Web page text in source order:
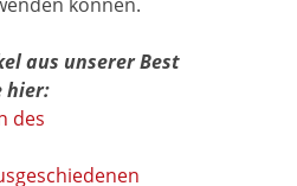
aus unserer Best
hier:
des